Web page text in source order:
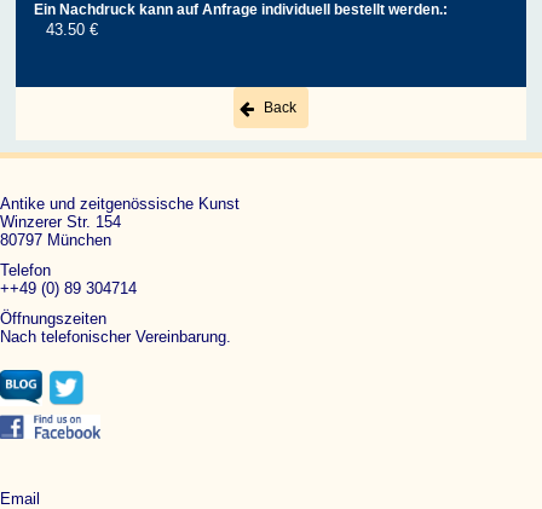
Ein Nachdruck kann auf Anfrage individuell bestellt werden.:
43.50 €
Back
Antike und zeitgenössische Kunst
Winzerer Str. 154
80797 München
Telefon
++49 (0) 89 304714
Öffnungszeiten
Nach telefonischer Vereinbarung.
Email